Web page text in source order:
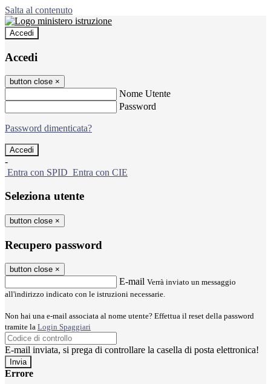
Salta al contenuto
Accedi
Accedi
button close ×
Nome Utente
Password
Password dimenticata?
-
Entra con SPID Entra con CIE
Seleziona utente
button close ×
Recupero password
button close ×
E-mail Verrà inviato un messaggio
all'indirizzo indicato con le istruzioni necessarie.
Non hai una e-mail associata al nome utente? Effettua il reset della password
tramite la Login Spaggiari
E-mail inviata, si prega di controllare la casella di posta elettronica!
Errore